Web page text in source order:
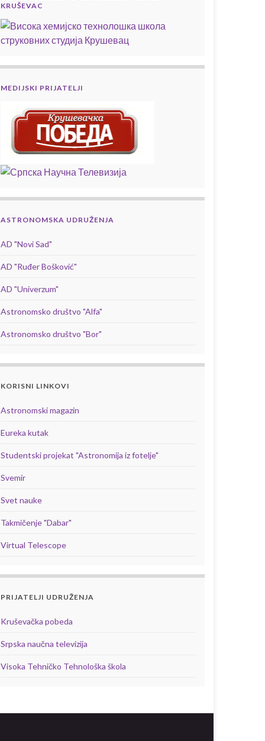
KRUŠEVAC
MEDIJSKI PRIJATELJI
ASTRONOMSKA UDRUŽENJA
AD "Novi Sad"
AD "Ruđer Bošković"
AD "Univerzum"
Astronomsko društvo "Alfa"
Astronomsko društvo "Bor"
KORISNI LINKOVI
Astronomski magazin
Eureka kutak
Studentski projekat "Astronomija iz fotelje"
Svemir
Svet nauke
Takmičenje "Dabar"
Virtual Telescope
PRIJATELJI UDRUŽENJA
Kruševačka pobeda
Srpska naučna televizija
Visoka Tehničko Tehnološka škola